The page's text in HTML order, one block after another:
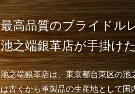
最高品質のブライドル
池之端銀革店が手掛け
池之端銀革店は、東京都台東区の
は古くから革製品の生産地として